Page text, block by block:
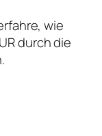
wie
durch die